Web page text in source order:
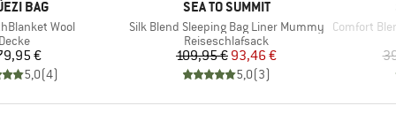
BAG
Wool
Produktgruppe
Decke
Preis
€
5,0(4)
MARKE
SEA TO SUMMIT
Artikel
Silk Blend Sleeping Bag Liner Mummy
Produktgruppe
Reiseschlafsack
Preis
109,95 €reduzierter Preis
93,46 €
5,0(3)
Artikel
Comfort